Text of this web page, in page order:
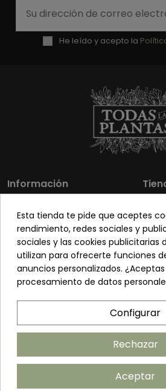
He leído y acepto la
Información
Los más vendidos
Sobre nosotros
Pon tu planta guapa
Preguntas frecuentes
Mi
Términos y condiciones
Política de cookies
Esta tienda te pide que aceptes
rendimiento, redes sociales y
sociales y las cookies publicitarias
utilizan para ofrecerte funciones
anuncios personalizados.
procesamiento de datos
Configurar
Rechazar
Aceptar